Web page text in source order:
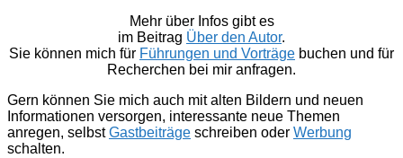
Mehr über Infos gibt es
im Beitrag Über den Autor.
Sie können mich für Führungen und Vorträge buchen und für
Recherchen bei mir anfragen.
Gern können Sie mich auch mit alten Bildern und neuen
Informationen versorgen, interessante neue Themen
anregen, selbstGastbeiträge schreiben oder Werbung
schalten.